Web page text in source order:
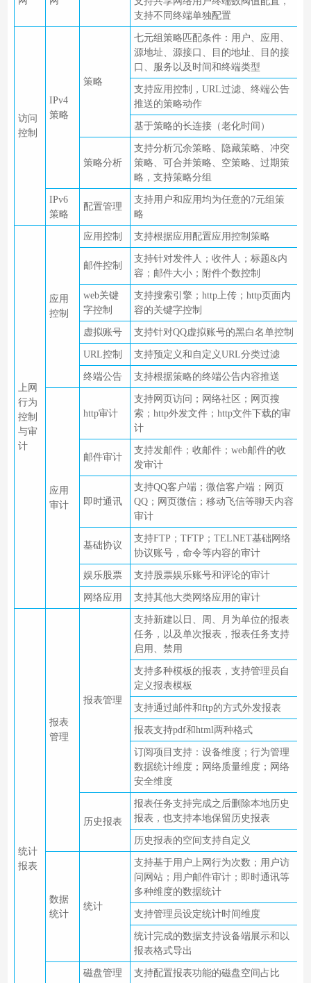
支持不同终端单独配置
访问
控制
IPv4
策略
策略
七元组策略匹配条件：用户、应用、
源地址、源接口、目的地址、目的接
口、服务以及时间和终端类型
支持应用控制，URL过滤、终端公告
推送的策略动作
基于策略的长连接（老化时间）
策略分析
支持分析冗余策略、隐藏策略、冲突
策略、可合并策略、空策略、过期策
略，支持策略分组
IPv6
策略
配置管理
支持用户和应用均为任意的7元组策
略
上网
行为
控制
与审
计
应用
控制
应用控制 支持根据应用配置应用控制策略
邮件控制
支持针对发件人；收件人；标题&内
容；邮件大小；附件个数控制
web关键
字控制
支持搜索引擎；http上传；http页面内
容的关键字控制
虚拟账号 支持针对QQ虚拟账号的黑白名单控制
URL控制 支持预定义和自定义URL分类过滤
终端公告 支持根据策略的终端公告内容推送
应用
审计
http审计
支持网页访问；网络社区；网页搜
索；http外发文件；http文件下载的审
计
邮件审计
支持发邮件；收邮件；web邮件的收
发审计
即时通讯
支持QQ客户端；微信客户端；网页
QQ；网页微信；移动飞信等聊天内容
审计
基础协议
支持FTP；TFTP；TELNET基础网络
协议账号，命令等内容的审计
娱乐股票 支持股票娱乐账号和评论的审计
网络应用 支持其他大类网络应用的审计
统计
报表
报表
管理
报表管理
支持新建以日、周、月为单位的报表
任务，以及单次报表，报表任务支持
启用、禁用
支持多种模板的报表，支持管理员自
定义报表模板
支持通过邮件和ftp的方式外发报表
报表支持pdf和html两种格式
订阅项目支持：设备维度；行为管理
数据统计维度；网络质量维度；网络
安全维度
历史报表
报表任务支持完成之后删除本地历史
报表，也支持本地保留历史报表
历史报表的空间支持自定义
数据
统计
统计
支持基于用户上网行为次数；用户访
问网站；用户邮件审计；即时通讯等
多种维度的数据统计
支持管理员设定统计时间维度
统计完成的数据支持设备端展示和以
报表格式导出
磁盘管理 支持配置报表功能的磁盘空间占比